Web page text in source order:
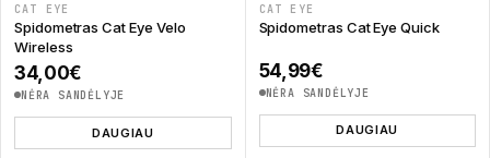
CAT EYE
Spidometras Cat Eye Velo
Wireless
34,00€
NĖRA SANDĖLYJE
DAUGIAU
CAT EYE
Spidometras Cat Eye Quick
54,99€
NĖRA SANDĖLYJE
DAUGIAU